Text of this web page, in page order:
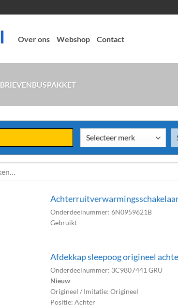
Over ons Webshop Contact
BRIEVENBUSPAKKET
Onderdeelnummer: 6N0959621B
Gebruikt
Afdekkap sleepoog origineel
Onderdeelnummer: 3C9807441 GRU
Nieuw
Origineel / Imitatie: Origineel
Positie: Achter